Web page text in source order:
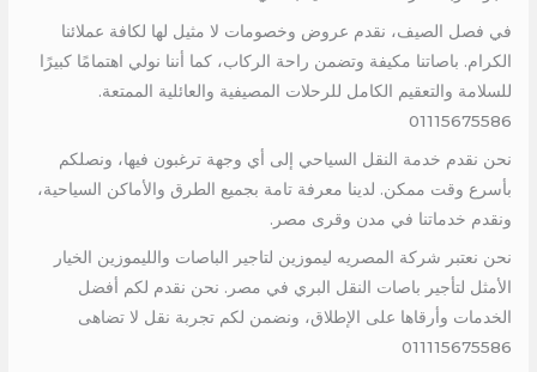
في فصل الصيف، نقدم عروض وخصومات لا مثيل لها لكافة عملائنا
الكرام. باصاتنا مكيفة وتضمن راحة الركاب، كما أننا نولي اهتمامًا كبيرًا
للسلامة والتعقيم الكامل للرحلات المصيفية والعائلية الممتعة.
01115675586
نحن نقدم خدمة النقل السياحي إلى أي وجهة ترغبون فيها، ونصلكم
بأسرع وقت ممكن. لدينا معرفة تامة بجميع الطرق والأماكن السياحية،
ونقدم خدماتنا في مدن وقرى مصر.
نحن نعتبر شركة المصريه ليموزين لتاجير الباصات والليموزين الخيار
الأمثل لتأجير باصات النقل البري في مصر. نحن نقدم لكم أفضل
الخدمات وأرقاها على الإطلاق، ونضمن لكم تجربة نقل لا تضاهى
011115675586